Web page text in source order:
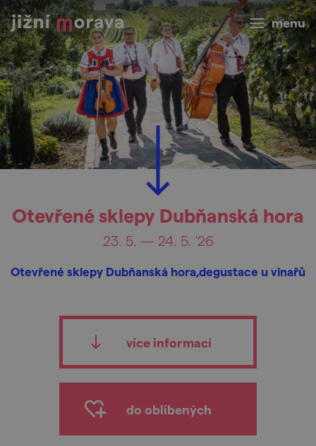
menu
Otevřené sklepy Dubňanská hora
23. 5. — 24. 5. '26
Otevřené sklepy Dubňanská hora,degustace u vinařů
více informací
do oblíbených